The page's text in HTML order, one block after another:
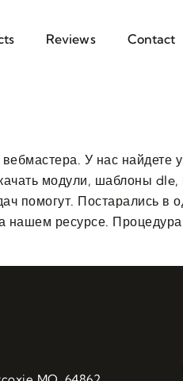
Reviews Contact
У нас найдете
модули, шаблоны
помогут. Постарались в
ресурсе. Процедура